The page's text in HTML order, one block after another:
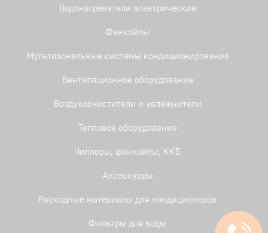
Водонагреватели электрические
Фанкойлы
Мультизональные системы кондиционирования
Вентиляционное оборудование
Воздухоочистители и увлажнители
Тепловое оборудование
Чиллеры, фанкойлы, ККБ
Аксессуары
Расходные материалы для кондиционеров
Фильтры для воды